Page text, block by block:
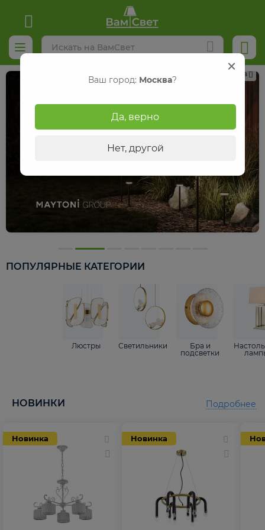
Реклама
ПОПУЛЯРНЫЕ КАТЕГОРИИ
Люстры Светильники
Бра и
подсветки
НОВИНКИ
Новинка Новинка
Подробнее
Ваш город: Москва?
Да, верно
Нет, другой